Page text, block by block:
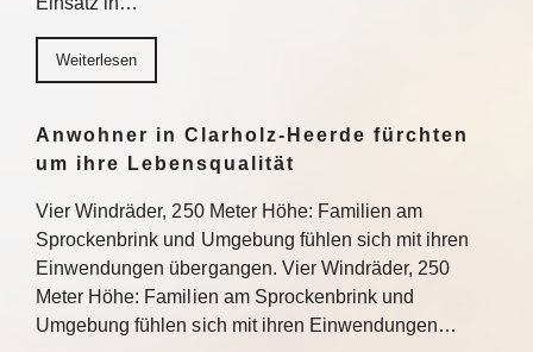
Weiterlesen
Anwohner in Clarholz-Heerde fürchten
um ihre Lebensqualität
Vier Windräder, 250 Meter Höhe: Familien am
Sprockenbrink und Umgebung fühlen sich mit ihren
Einwendungen übergangen. Vier Windräder, 250
Meter Höhe: Familien am Sprockenbrink und
Umgebung fühlen sich mit ihren Einwendungen…